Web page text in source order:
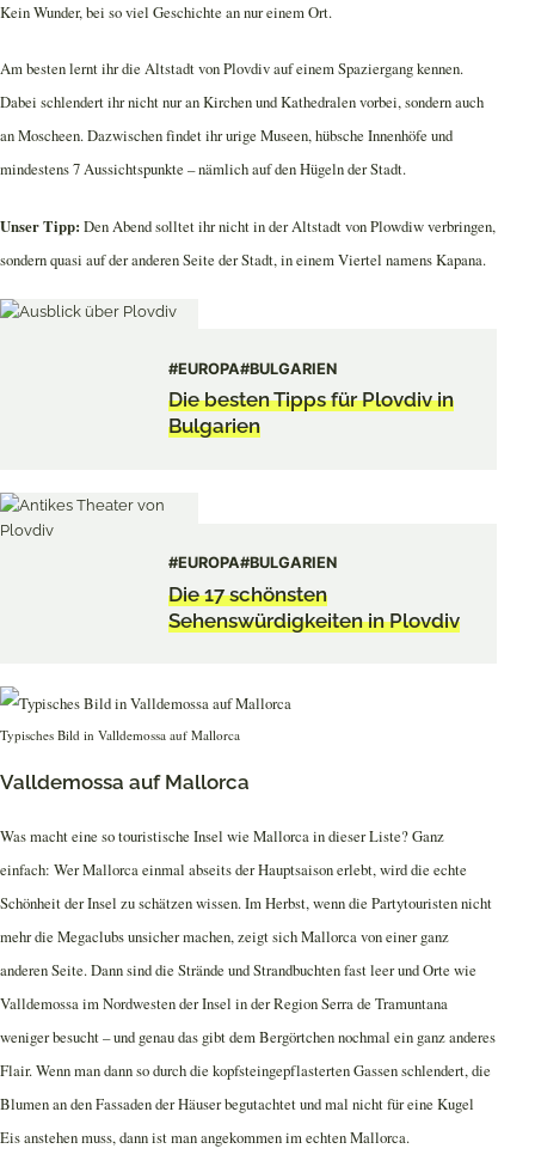
Kein Wunder, bei so viel Geschichte an nur einem Ort.
Am besten lernt ihr die Altstadt von Plovdiv auf einem Spaziergang kennen.
Dabei schlendert ihr nicht nur an Kirchen und Kathedralen vorbei, sondern auch
an Moscheen. Dazwischen findet ihr urige Museen, hübsche Innenhöfe und
mindestens 7 Aussichtspunkte – nämlich auf den Hügeln der Stadt.
Unser Tipp: Den Abend solltet ihr nicht in der Altstadt von Plowdiw verbringen,
sondern quasi auf der anderen Seite der Stadt, in einem Viertel namens Kapana.
#EUROPA#BULGARIEN
Die besten Tipps für Plovdiv in
Bulgarien
#EUROPA#BULGARIEN
Die 17 schönsten
Sehenswürdigkeiten in Plovdiv
Typisches Bild in Valldemossa auf Mallorca
Valldemossa auf Mallorca
Was macht eine so touristische Insel wie Mallorca in dieser Liste? Ganz
einfach: Wer Mallorca einmal abseits der Hauptsaison erlebt, wird die echte
Schönheit der Insel zu schätzen wissen. Im Herbst, wenn die Partytouristen nicht
mehr die Megaclubs unsicher machen, zeigt sich Mallorca von einer ganz
anderen Seite. Dann sind die Strände und Strandbuchten fast leer und Orte wie
Valldemossa im Nordwesten der Insel in der Region Serra de Tramuntana
weniger besucht – und genau das gibt dem Bergörtchen nochmal ein ganz anderes
Flair. Wenn man dann so durch die kopfsteingepflasterten Gassen schlendert, die
Blumen an den Fassaden der Häuser begutachtet und mal nicht für eine Kugel
Eis anstehen muss, dann ist man angekommen im echten Mallorca.